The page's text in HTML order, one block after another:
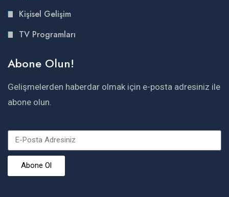
Kişisel Gelişim
TV Programları
Abone Olun!
Gelişmelerden haberdar olmak için e-posta adresiniz ile
abone olun.
Abone Ol